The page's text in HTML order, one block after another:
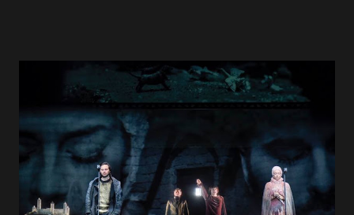
aller écouter un pianiste de renommée mondiale
accompagné par l' Orchestre Symphonique de Montréal , je
bouillonnais d'impatience! Je ne vous rappellerai pas à quel
point la salle de la Maison symphonique est somptueuse,
luxueuse, confortable et durable. Non, je ne le ferai pas,
même si je serais bien tenté de vous parler de l'orgue
immense qui l'orne ou encore de sa certification LEED...